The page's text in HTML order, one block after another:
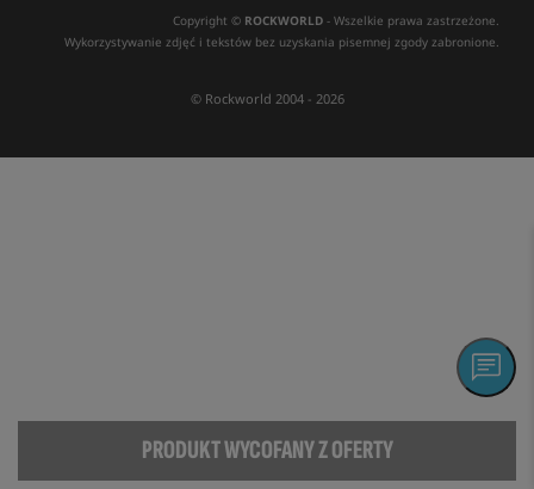
PRODUKT WYCOFANY Z OFERTY
Copyright © ROCKWORLD - Wszelkie prawa zastrzeżone.
Wykorzystywanie zdjęć i tekstów bez uzyskania pisemnej zgody zabronione.
© Rockworld 2004 - 2026